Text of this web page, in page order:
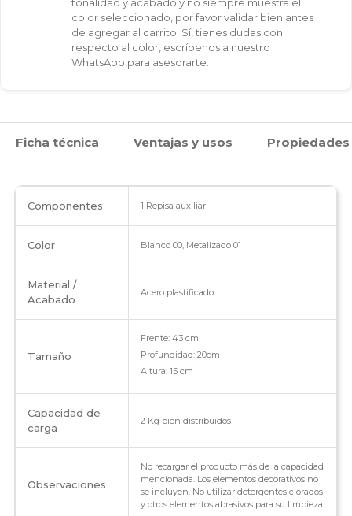
cantidad
tonalidad y acabado y no siempre muestra el
color seleccionado, por favor validar bien antes
de agregar al carrito. Sí, tienes dudas con
respecto al color, escríbenos a nuestro
WhatsApp para asesorarte.
Ficha técnica Ventajas y usos Propiedades
Componentes 1 Repisa auxiliar
Color Blanco 00, Metalizado 01
Material /
Acabado
Acero plastificado
Tamaño
Frente: 43 cm
Profundidad: 20cm
Altura: 15 cm
Capacidad de
carga
2 Kg bien distribuidos
Observaciones
No recargar el producto más de la capacidad
mencionada. Los elementos decorativos no
se incluyen. No utilizar detergentes clorados
y otros elementos abrasivos para su limpieza.